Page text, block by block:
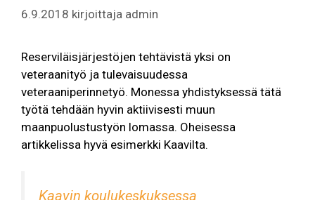
6.9.2018 kirjoittaja admin
Reserviläisjärjestöjen tehtävistä yksi on
veteraanityö ja tulevaisuudessa
veteraaniperinnetyö. Monessa yhdistyksessä tätä
työtä tehdään hyvin aktiivisesti muun
maanpuolustustyön lomassa. Oheisessa
artikkelissa hyvä esimerkki Kaavilta.
Kaavin koulukeskuksessa